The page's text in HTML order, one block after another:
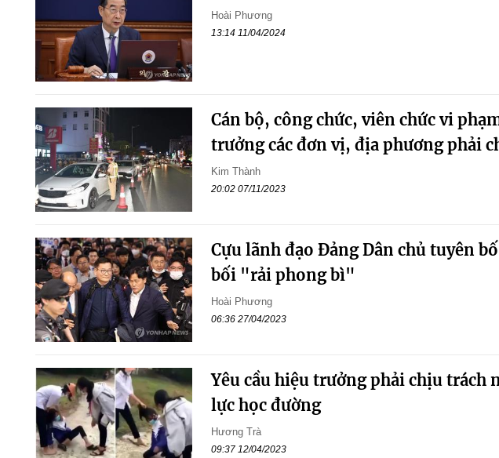
Hoài Phương
13:14 11/04/2024
Cán bộ, công chức, viên chức vi
trưởng các đơn vị, địa phương phải
Kim Thành
20:02 07/11/2023
Cựu lãnh đạo Đảng Dân chủ tuyên
bối "rải phong bì"
Hoài Phương
06:36 27/04/2023
Yêu cầu hiệu trưởng phải chịu trách
lực học đường
Hương Trà
09:37 12/04/2023